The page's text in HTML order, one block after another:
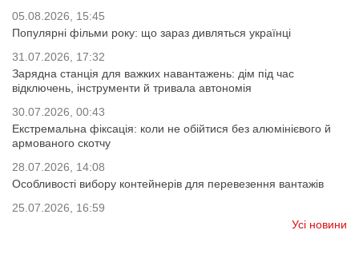
05.08.2026, 15:45
Популярні фільми року: що зараз дивляться українці
31.07.2026, 17:32
Зарядна станція для важких навантажень: дім під час
відключень, інструменти й тривала автономія
30.07.2026, 00:43
Екстремальна фіксація: коли не обійтися без алюмінієвого й
армованого скотчу
28.07.2026, 14:08
Особливості вибору контейнерів для перевезення вантажів
25.07.2026, 16:59
Усі новини